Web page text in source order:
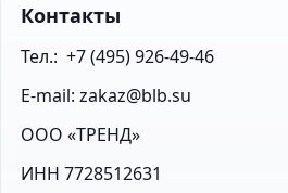
Контакты
Тел.:  +7 (495) 926-49-46
E-mail: zakaz@blb.su
ООО «ТРЕНД»
ИНН 7728512631